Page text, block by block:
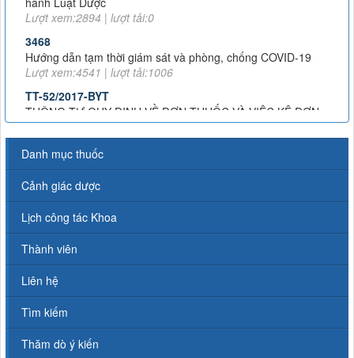
3468
Lượt xem:4541 | lượt tải:1006
TT-52/2017-BYT
THUỐC HÓA DƯỢC, SINH PHẨM TRONG ĐIỀU TRỊ NGOẠI
TRÚ
51/2017/TT-BYT
THÔNG TƯ HƯỚNG DẪN PHÒNG, CHẨN ĐOÁN VÀ XỬ TRÍ
PHẢN VỆ
Lượt xem:11711 | lượt tải:2314
43-2007-QĐ-BYT
Lượt xem:4733 | lượt tải:1230
TT 20/2017/TT-BYT
NGHỊ ĐỊNH SỐ 20/2017/TT-BYT VỀ THUỐC VÀ NGUYÊN
LIỆU LÀM THUỐC PHẢI KIỂM SOÁT ĐẶC BIỆT
Lượt xem:11206 | lượt tải:2044
TT-26/2019-BYT
Danh mục thuốc
Cảnh giác dược
Lịch công tác Khoa
Thành viên
Liên hệ
Tìm kiếm
Thăm dò ý kiến